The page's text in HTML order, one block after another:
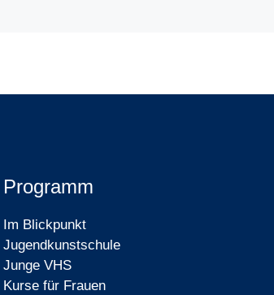
Programm
Im Blickpunkt
Jugendkunstschule
Junge VHS
Kurse für Frauen